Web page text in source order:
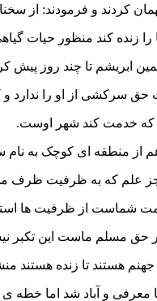
کردند و فرمودند: از
را زنده کند منظور حیات
ابریشم تا چند روز
حق سرکشی از او را ندارد
که خدمت کند شهر اوست.
از منطقه ای کوچک به نام
که به ظرفیت ظرف می
شماست از ظرفیت ها
حق مسلم ماست این
جهنم هستند تا زنده
و آباد شد اما خطه ی